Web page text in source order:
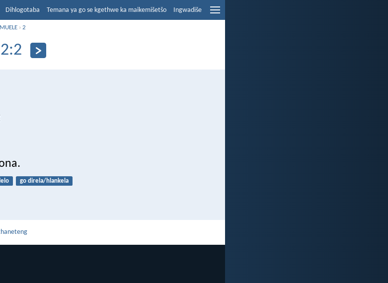
Dihlogotaba Temana ya go se kgethwe ka maikemišetšo Ingwadiše
›2
go direla/hlankela